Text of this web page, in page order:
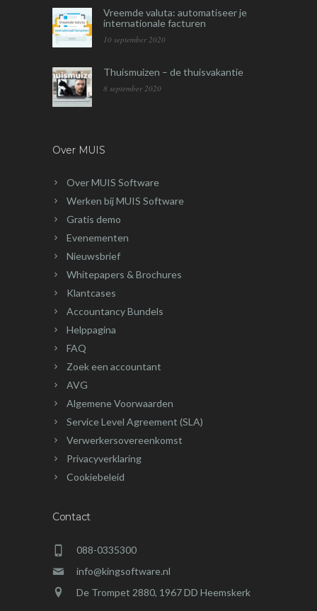
Vreemde valuta: automatiseer je
internationale facturen
10 september 2020
Thuismuizen – de thuisvakantie
8 september 2020
Over MUIS
Over MUIS Software
Werken bij MUIS Software
Gratis demo
Evenementen
Nieuwsbrief
Whitepapers & Brochures
Klantcases
Accountancy Bundels
Helppagina
FAQ
Zoek een accountant
AVG
Algemene Voorwaarden
Service Level Agreement (SLA)
Verwerkersovereenkomst
Privacyverklaring
Cookiebeleid
Contact
088-0335300
info@kingsoftware.nl
De Trompet 2880, 1967 DD Heemskerk